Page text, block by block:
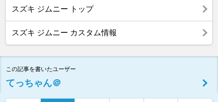
スズキ ジムニー トップ
スズキ ジムニー カスタム情報
この記事を書いたユーザー
てっちゃん＠